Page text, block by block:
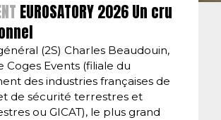
EUROSATORY 2026 Un cru
(2S) Charles Beaudouin,
Coges Events (filiale du
des industries françaises de
de sécurité terrestres et
ou GICAT), le plus grand